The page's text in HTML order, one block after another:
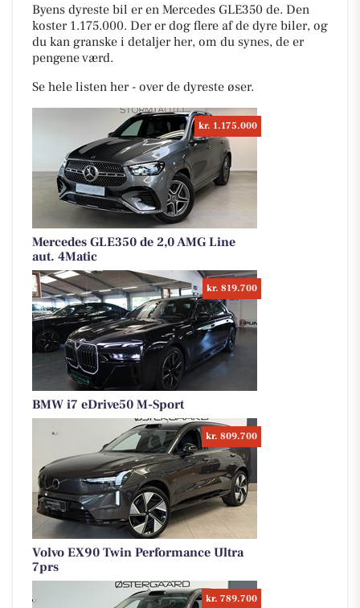
Byens dyreste bil er en Mercedes GLE350 de. Den
koster 1.175.000. Der er dog flere af de dyre biler, og
du kan granske i detaljer her, om du synes, de er
pengene værd.
Se hele listen her - over de dyreste øser.
kr. 1.175.000
Mercedes GLE350 de 2,0 AMG Line
aut. 4Matic
kr. 819.700
BMW i7 eDrive50 M-Sport
kr. 809.700
Volvo EX90 Twin Performance Ultra
7prs
kr. 789.700